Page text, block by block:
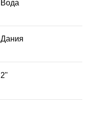
Вода
Дания
2"